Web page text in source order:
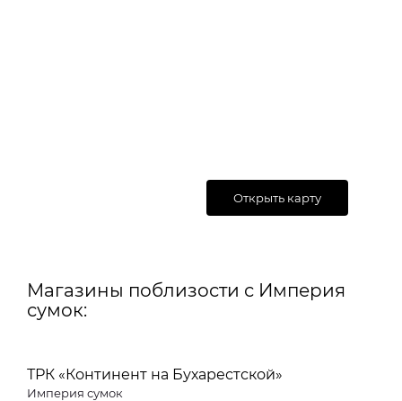
Открыть карту
Магазины поблизости с Империя
сумок:
ТРК «Континент на Бухарестской»
Империя сумок